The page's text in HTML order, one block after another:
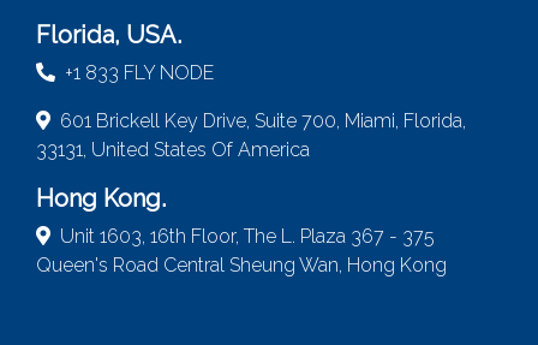
Florida, USA.
+1 833 FLY NODE
601 Brickell Key Drive, Suite 700, Miami, Florida,
33131, United States Of America
Hong Kong.
Unit 1603, 16th Floor, The L. Plaza 367 - 375
Queen's Road Central Sheung Wan, Hong Kong